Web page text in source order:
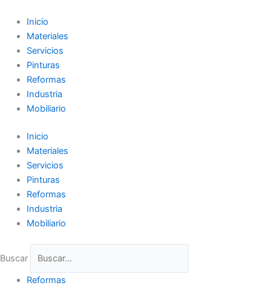
contenido
Inicio
Materiales
Servicios
Pinturas
Reformas
Industria
Mobiliario
Inicio
Materiales
Servicios
Pinturas
Reformas
Industria
Mobiliario
Buscar
Reformas